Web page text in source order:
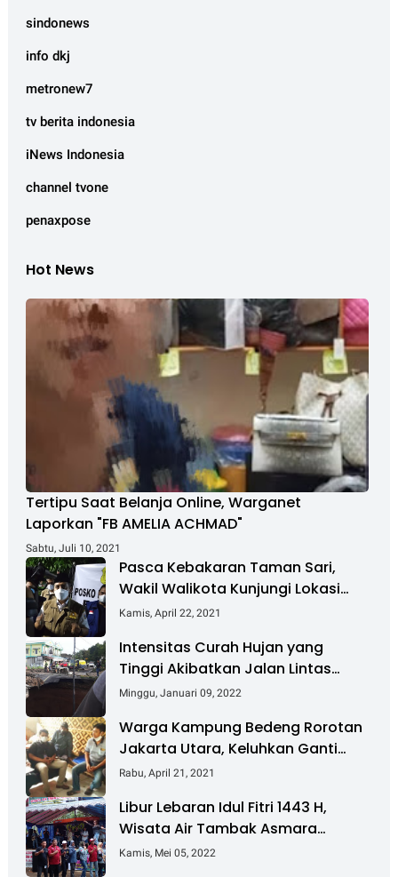
sindonews
info dkj
metronew7
tv berita indonesia
iNews Indonesia
channel tvone
penaxpose
Hot News
Tertipu Saat Belanja Online, Warganet
Laporkan "FB AMELIA ACHMAD"
Sabtu, Juli 10, 2021
Pasca Kebakaran Taman Sari,
Wakil Walikota Kunjungi Lokasi
Kebakaran Dan Salurkan Bantuan
Kamis, April 22, 2021
Intensitas Curah Hujan yang
Tinggi Akibatkan Jalan Lintas
Sumatera Nyaris Putus
Minggu, Januari 09, 2022
Warga Kampung Bedeng Rorotan
Jakarta Utara, Keluhkan Ganti
Rugi Pembebasan Lahan Tol
Rabu, April 21, 2021
Libur Lebaran Idul Fitri 1443 H,
Wisata Air Tambak Asmara
Kotabaru Dipadati Ribuan
Kamis, Mei 05, 2022